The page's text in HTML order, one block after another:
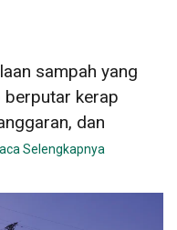
sampah yang
kerap
dan
Selengkapnya